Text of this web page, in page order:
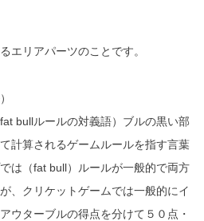
エリアパーツのことです。
bullルールの対義語）ブルの黒い部
計算されるゲームルールを指す言葉
は（fat bull）ルールが一般的で両方
、クリケットゲームでは一般的にイ
ウターブルの得点を分けて５０点・